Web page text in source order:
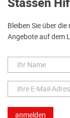
Bleiben Sie über
Angebote auf dem